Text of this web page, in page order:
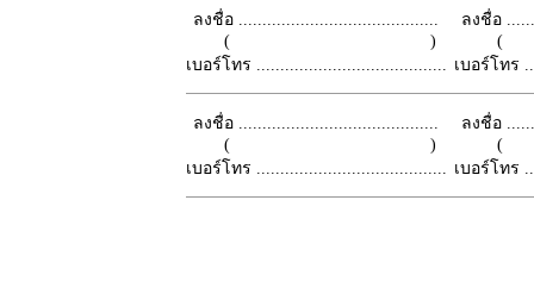
ลงชื่อ ..........................................
( )
เบอร์โทร ........................................
ลงชื่อ
เบอร์โทร
ลงชื่อ ..........................................
( )
เบอร์โทร ........................................
ลงชื่อ
เบอร์โทร